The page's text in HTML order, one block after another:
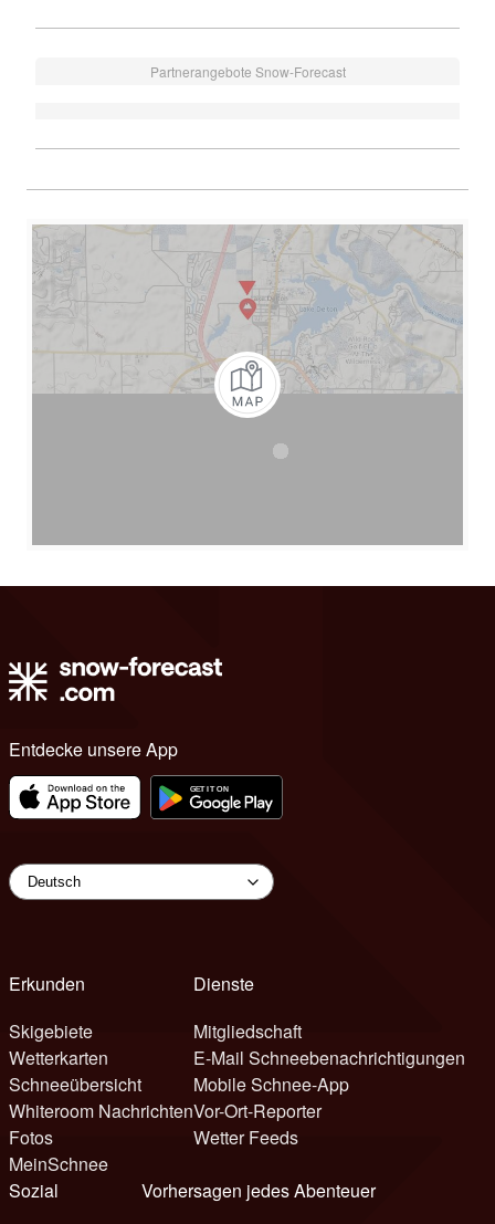
Partnerangebote Snow-Forecast
Entdecke unsere App
Erkunden
Skigebiete
Wetterkarten
Schneeübersicht
Whiteroom Nachrichten
Fotos
MeinSchnee
Dienste
Mitgliedschaft
E-Mail Schneebenachrichtigungen
Mobile Schnee-App
Vor-Ort-Reporter
Wetter Feeds
Sozial
Vorhersagen jedes Abenteuer